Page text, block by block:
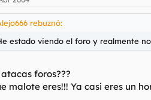
rebuznó:
estado viendo el foro y realmente
atacas foros???
malote eres!!! Ya casi eres un